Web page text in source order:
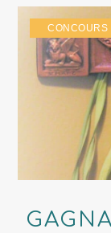
CONCOURS